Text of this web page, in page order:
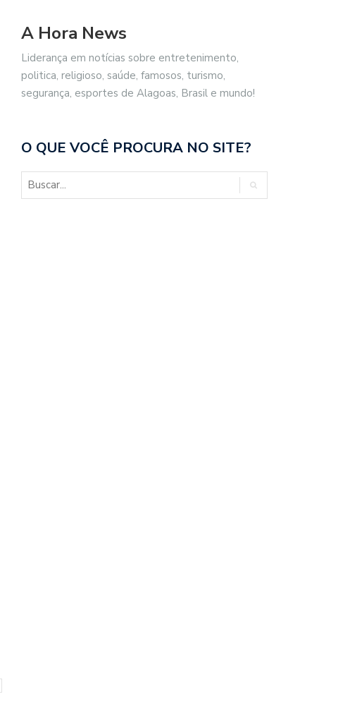
A Hora News
Liderança em notícias sobre entretenimento,
politica, religioso, saúde, famosos, turismo,
segurança, esportes de Alagoas, Brasil e mundo!
O QUE VOCÊ PROCURA NO SITE?